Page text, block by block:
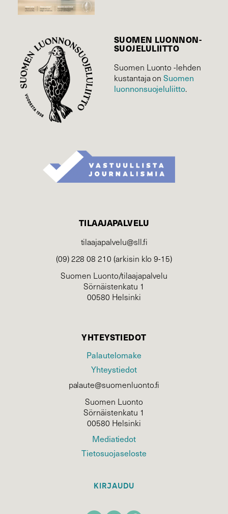
SUOMEN LUONNON­
SUOJELU­LIITTO
Suomen Luonto -lehden
kustantaja onSuomen
luonnonsuojelu­liitto.
TILAAJAPALVELU
tilaajapalvelu@sll.fi
(09) 228 08 210 (arkisin klo 9-15)
Suomen Luonto/tilaajapalvelu
Sörnäistenkatu 1
00580 Helsinki
YHTEYSTIEDOT
Palautelomake
Yhteystiedot
palaute@suomenluonto.fi
Suomen Luonto
Sörnäistenkatu 1
00580 Helsinki
Mediatiedot
Tietosuojaseloste
KIRJAUDU